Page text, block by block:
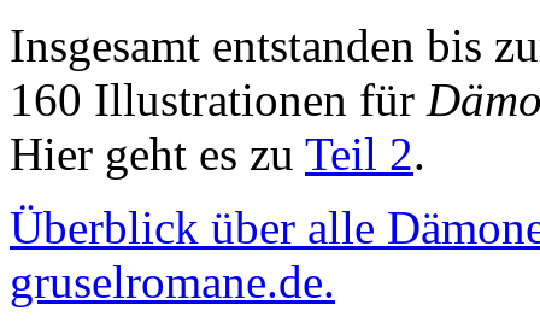
Insgesamt entstanden bis
160 Illustrationen für
Hier geht es zu Teil 2.
Überblick über alle
gruselromane.de.